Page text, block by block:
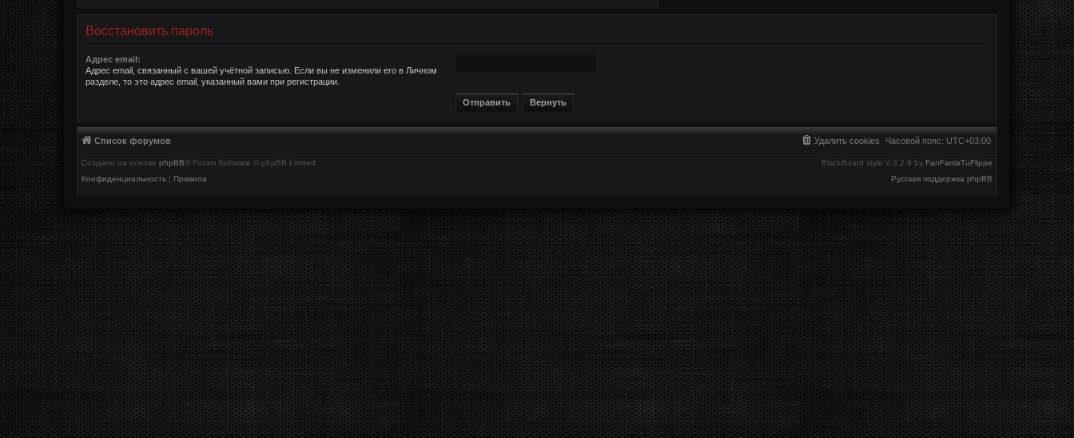
Восстановить пароль
Адрес email:
Адрес email, связанный с вашей учётной записью. Если вы не изменили его в Личном
разделе, то это адрес email, указанный вами при регистрации.
Список форумов Часовой пояс: UTC+03:00
Удалить cookies
Создано на основе phpBB® Forum Software © phpBB Limited BlackBoard style V.3.2.9 by FanFanlaTuFlippe
Русская поддержка phpBB
Конфиденциальность | Правила